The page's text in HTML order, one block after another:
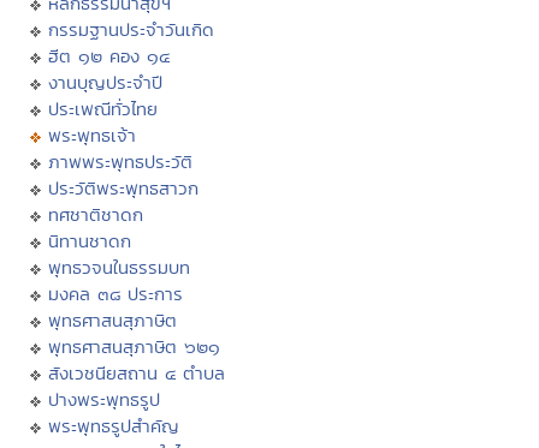
กรรมฐานประจำวันเกิด
ฮีต ๑๒ คอง ๑๔
งานบุญประจำปี
ประเพณีทั่วไทย
พระพุทธเจ้า
ภาพพระพุทธประวัติ
ประวัติพระพุทธสาวก
ทศชาติชาดก
นิทานชาดก
พุทธวจนในธรรมบท
มงคล ๓๘ ประการ
พุทธศาสนสุภาษิต
พุทธศาสนสุภาษิต ๖๒๑
สังเวชนียสถาน ๔ ตำบล
ปางพระพุทธรูป
พระพุทธรูปสำคัญ